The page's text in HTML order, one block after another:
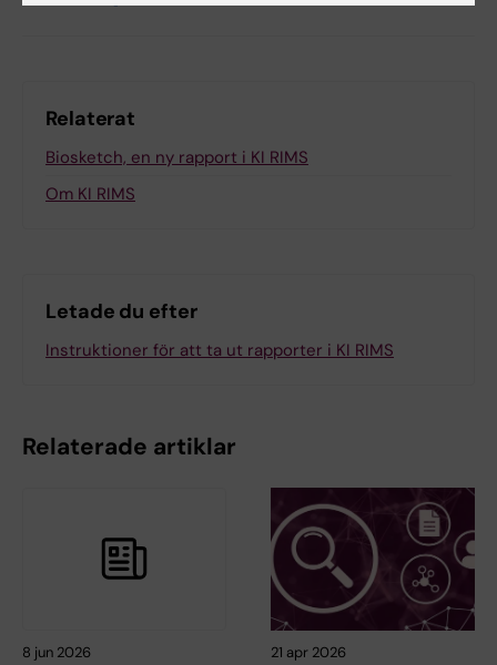
Relaterat
Biosketch, en ny rapport i KI RIMS
Om KI RIMS
Letade du efter
Instruktioner för att ta ut rapporter i KI RIMS
Relaterade artiklar
8 jun 2026 21 apr 2026